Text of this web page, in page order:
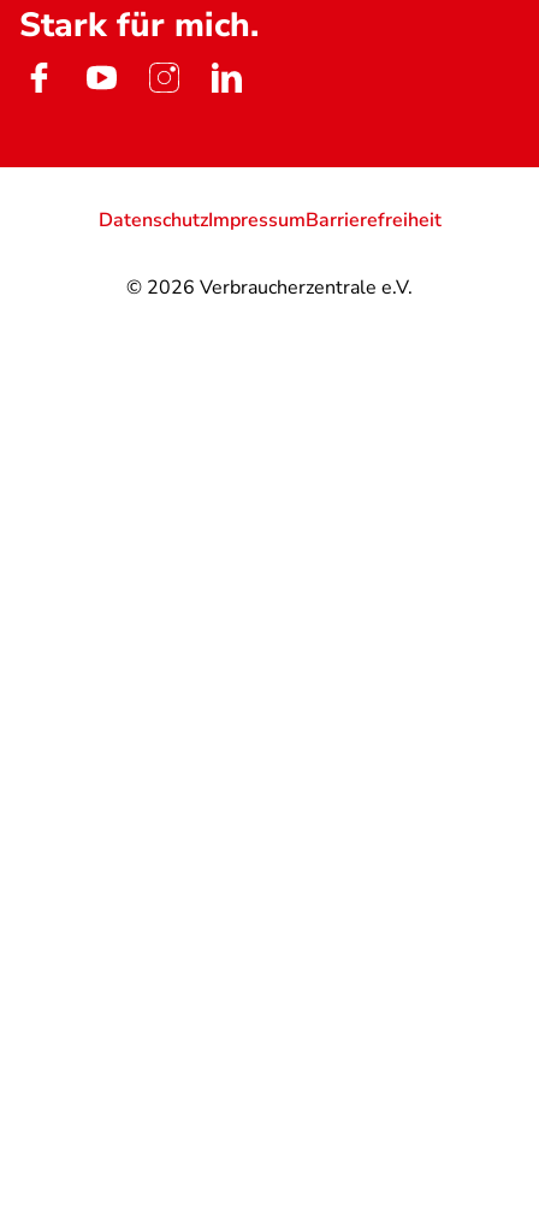
Stark für mich.
© 2026 Verbraucherzentrale e.V.
DatenschutzImpressumBarrierefreiheit